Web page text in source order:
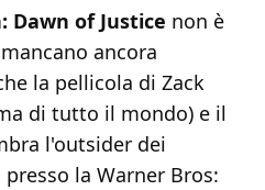
Dawn of Justice non è
ancora
la pellicola di Zack
di tutto il mondo) e il
l'outsider dei
la Warner Bros: